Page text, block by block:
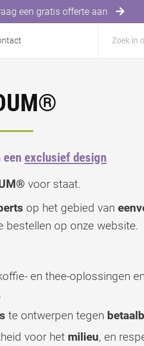
een gratis offerte aan
een exclusief design
voor staat.
op het gebied van
bestellen op onze website.
en thee-oplossingen en
te ontwerpen tegen
voor het milieu, en